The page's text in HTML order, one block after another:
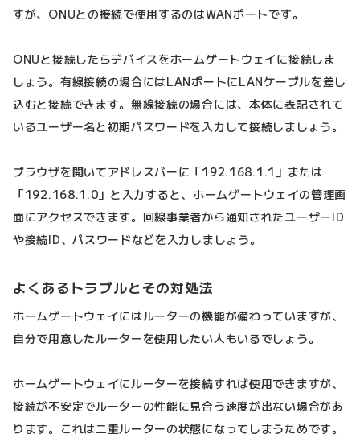
すが、ONUとの接続で使用するのはWANポートです。
ONUと接続したらデバイスをホームゲートウェイに接続しま
しょう。有線接続の場合にはLANポートにLANケーブルを差し
込むと接続できます。無線接続の場合には、本体に表記されて
いるユーザー名と初期パスワードを入力して接続しましょう。
ブラウザを開いてアドレスバーに「192.168.1.1」または
「192.168.1.0」と入力すると、ホームゲートウェイの管理画
面にアクセスできます。回線事業者から通知されたユーザーID
や接続ID、パスワードなどを入力しましょう。
よくあるトラブルとその対処法
ホームゲートウェイにはルーターの機能が備わっていますが、
自分で用意したルーターを使用したい人もいるでしょう。
ホームゲートウェイにルーターを接続すれば使用できますが、
接続が不安定でルーターの性能に見合う速度が出ない場合があ
ります。これは二重ルーターの状態になってしまうためです。